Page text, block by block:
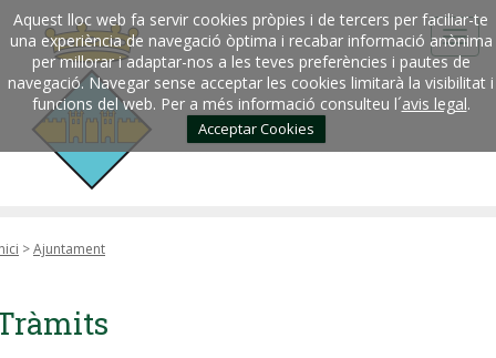
Aquest lloc web fa servir cookies pròpies i de tercers per faciliar-te
una experiència de navegació òptima i recabar informació anònima
per millorar i adaptar-nos a les teves preferències i pautes de
navegació. Navegar sense acceptar les cookies limitarà la visibilitat i
funcions del web. Per a més informació consulteu l´avis legal.
Acceptar Cookies
>Ajuntament